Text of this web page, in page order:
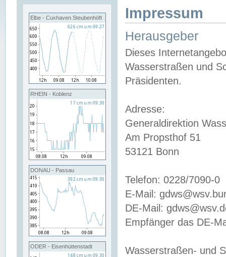
Elbe - Cuxhaven Steubenhöft
RHEIN - Koblenz
DONAU - Passau
ODER - Eisenhüttenstadt
Impressum
Herausgeber
Dieses
Wasserstraßen und
Präsidenten.
Adresse:
Generaldirektion
Am Propsthof 51
53121 Bonn
Telefon: 0228/7090-0
E-Mail:
DE-Mail:
Empfänger das DE-
Wasserstraßen- und